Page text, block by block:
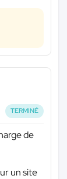
TERMINÉ
de
un site